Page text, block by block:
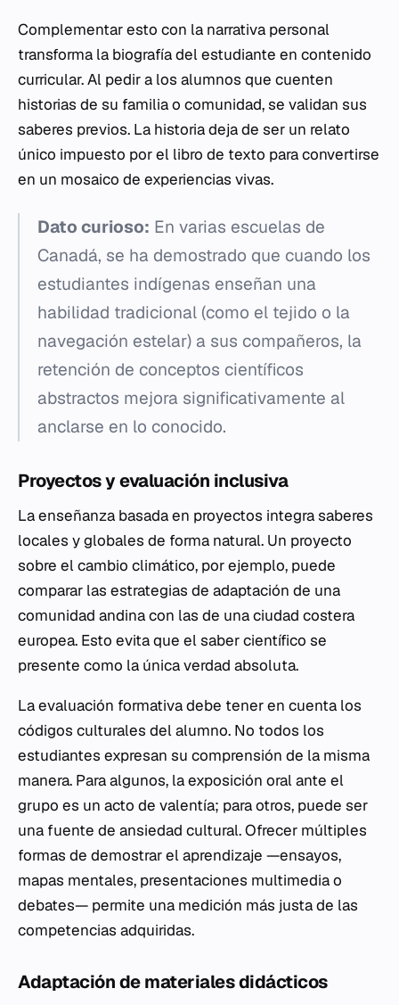
Complementar esto con la narrativa personal
transforma la biografía del estudiante en contenido
curricular. Al pedir a los alumnos que cuenten
historias de su familia o comunidad, se validan sus
saberes previos. La historia deja de ser un relato
único impuesto por el libro de texto para convertirse
en un mosaico de experiencias vivas.
Dato curioso: En varias escuelas de
Canadá, se ha demostrado que cuando los
estudiantes indígenas enseñan una
habilidad tradicional (como el tejido o la
navegación estelar) a sus compañeros, la
retención de conceptos científicos
abstractos mejora significativamente al
anclarse en lo conocido.
Proyectos y evaluación inclusiva
La enseñanza basada en proyectos integra saberes
locales y globales de forma natural. Un proyecto
sobre el cambio climático, por ejemplo, puede
comparar las estrategias de adaptación de una
comunidad andina con las de una ciudad costera
europea. Esto evita que el saber científico se
presente como la única verdad absoluta.
La evaluación formativa debe tener en cuenta los
códigos culturales del alumno. No todos los
estudiantes expresan su comprensión de la misma
manera. Para algunos, la exposición oral ante el
grupo es un acto de valentía; para otros, puede ser
una fuente de ansiedad cultural. Ofrecer múltiples
formas de demostrar el aprendizaje —ensayos,
mapas mentales, presentaciones multimedia o
debates— permite una medición más justa de las
competencias adquiridas.
Adaptación de materiales didácticos